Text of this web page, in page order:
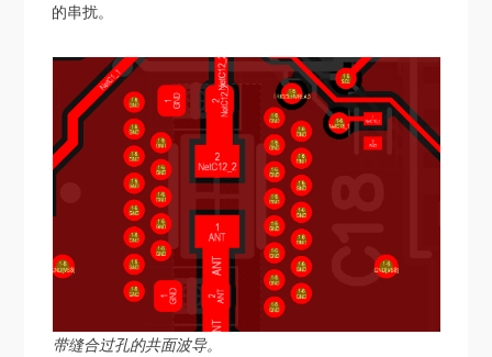
的串扰。
带缝合过孔的共面波导。